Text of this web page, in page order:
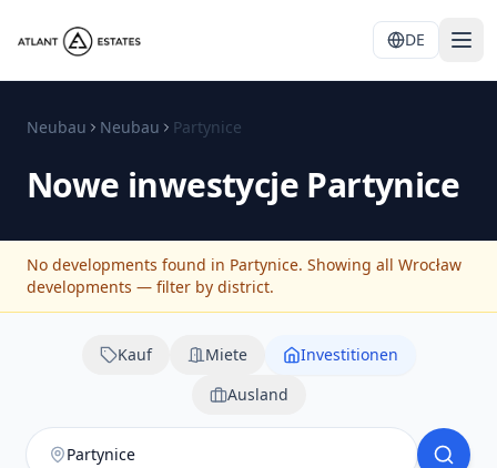
DE
Neubau Neubau Partynice
Nowe inwestycje Partynice
No developments found in Partynice. Showing all Wrocław
developments — filter by district.
Kauf Miete
Investitionen
Ausland